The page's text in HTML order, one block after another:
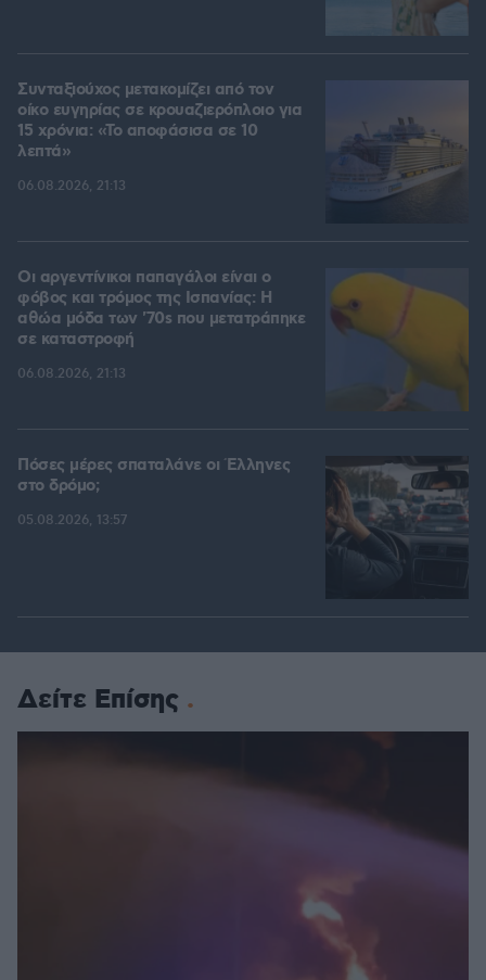
Συνταξιούχος μετακομίζει από τον
οίκο ευγηρίας σε κρουαζιερόπλοιο για
15 χρόνια: «Το αποφάσισα σε 10
λεπτά»
06.08.2026, 21:13
Οι αργεντίνικοι παπαγάλοι είναι ο
φόβος και τρόμος της Ισπανίας: Η
αθώα μόδα των '70s που μετατράπηκε
σε καταστροφή
06.08.2026, 21:13
Πόσες μέρες σπαταλάνε οι Έλληνες
στο δρόμο;
05.08.2026, 13:57
Δείτε Επίσης